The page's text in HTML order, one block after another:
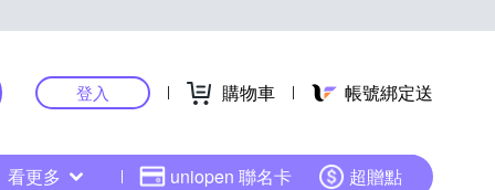
登入 購物車 帳號綁定送
看更多 uniopen 聯名卡 超贈點